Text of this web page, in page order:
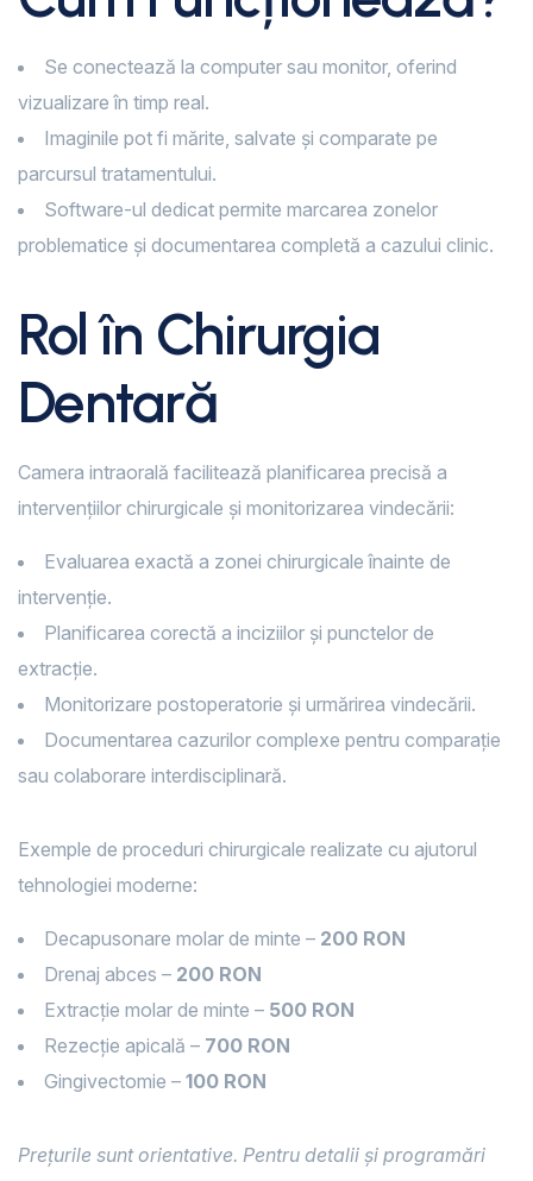
Se conectează la computer sau monitor, oferind
vizualizare în timp real.
Imaginile pot fi mărite, salvate și comparate pe
parcursul tratamentului.
Software-ul dedicat permite marcarea zonelor
problematice și documentarea completă a cazului clinic.
Rol în Chirurgia
Dentară
Camera intraorală facilitează planificarea precisă a
intervențiilor chirurgicale și monitorizarea vindecării:
Evaluarea exactă a zonei chirurgicale înainte de
intervenție.
Planificarea corectă a inciziilor și punctelor de
extracție.
Monitorizare postoperatorie și urmărirea vindecării.
Documentarea cazurilor complexe pentru comparație
sau colaborare interdisciplinară.
Exemple de proceduri chirurgicale realizate cu ajutorul
tehnologiei moderne:
Decapusonare molar de minte – 200 RON
Drenaj abces – 200 RON
Extracție molar de minte – 500 RON
Rezecție apicală – 700 RON
Gingivectomie – 100 RON
Prețurile sunt orientative. Pentru detalii și programări